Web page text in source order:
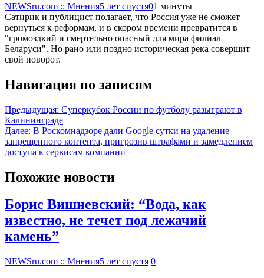
NEWSru.com :: Мнения5 лет спустя01 минуты
Сатирик и публицист полагает, что Россия уже не сможет
вернуться к реформам, и в скором времени превратится в
"громоздкий и смертельно опасный для мира филиал
Беларуси". Но рано или поздно историческая река совершит
свой поворот.
Навигация по записям
Предыдущая: Суперкубок России по футболу разыграют в
Калининграде
Далее: В Роскомнадзоре дали Google сутки на удаление
запрещенного контента, пригрозив штрафами и замедлением
доступа к сервисам компании
Похожие новости
Борис Вишневский: “Вода, как
известно, не течет под лежачий
камень”
NEWSru.com :: Мнения5 лет спустя 0